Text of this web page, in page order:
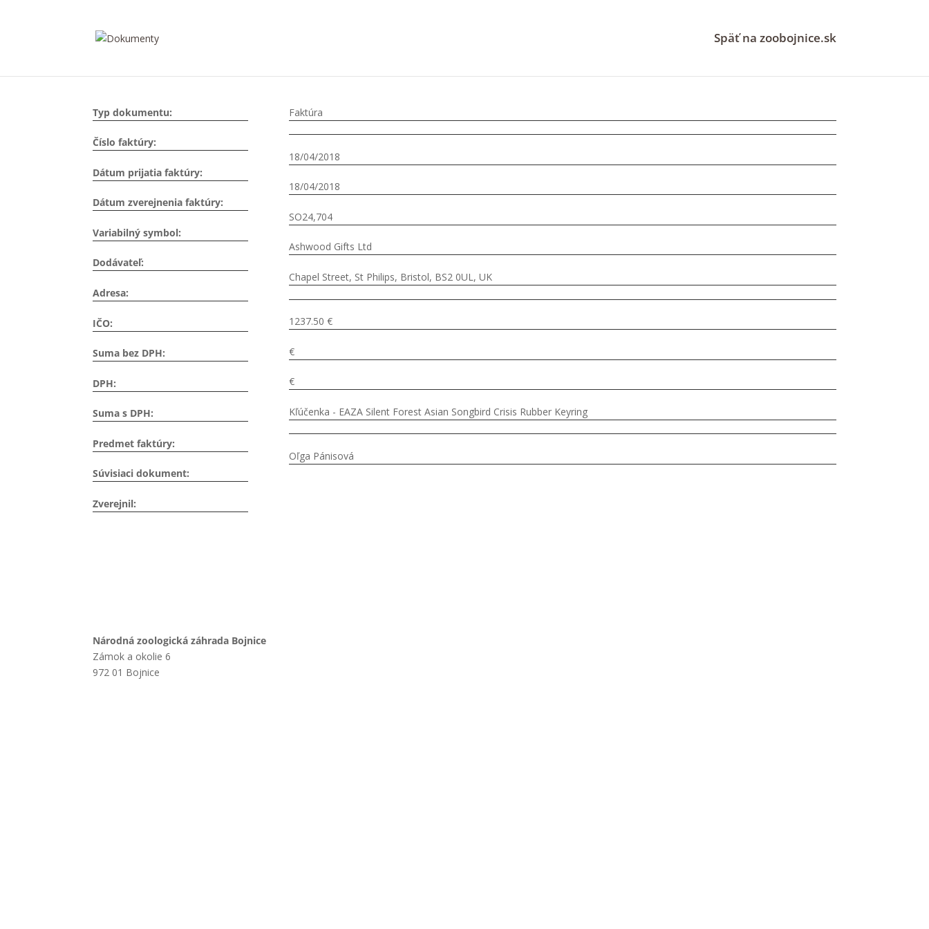
Späť na zoobojnice.sk
Typ dokumentu:
Číslo faktúry:
Dátum prijatia faktúry:
Dátum zverejnenia faktúry:
Variabilný symbol:
Dodávateľ:
Adresa:
IČO:
Suma bez DPH:
DPH:
Suma s DPH:
Predmet faktúry:
Súvisiaci dokument:
Zverejnil:
Faktúra
18/04/2018
18/04/2018
SO24,704
Ashwood Gifts Ltd
Chapel Street, St Philips, Bristol, BS2 0UL, UK
1237.50 €
€
€
Kľúčenka - EAZA Silent Forest Asian Songbird Crisis Rubber Keyring
Oľga Pánisová
Národná zoologická záhrada Bojnice
Zámok a okolie 6
972 01 Bojnice